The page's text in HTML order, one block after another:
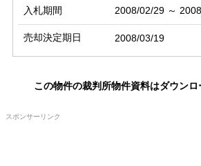
入札期間 2008/02/29 ～
売却決定期日 2008/03/19
この物件の裁判所物件資料はダウンロ
スポンサーリンク